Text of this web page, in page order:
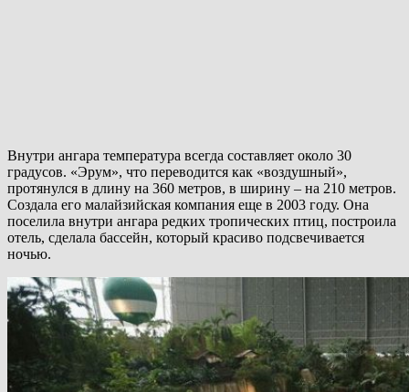
Внутри ангара температура всегда составляет около 30
градусов. «Эрум», что переводится как «воздушный»,
протянулся в длину на 360 метров, в ширину – на 210 метров.
Создала его малайзийская компания еще в 2003 году. Она
поселила внутри ангара редких тропических птиц, построила
отель, сделала бассейн, который красиво подсвечивается
ночью.